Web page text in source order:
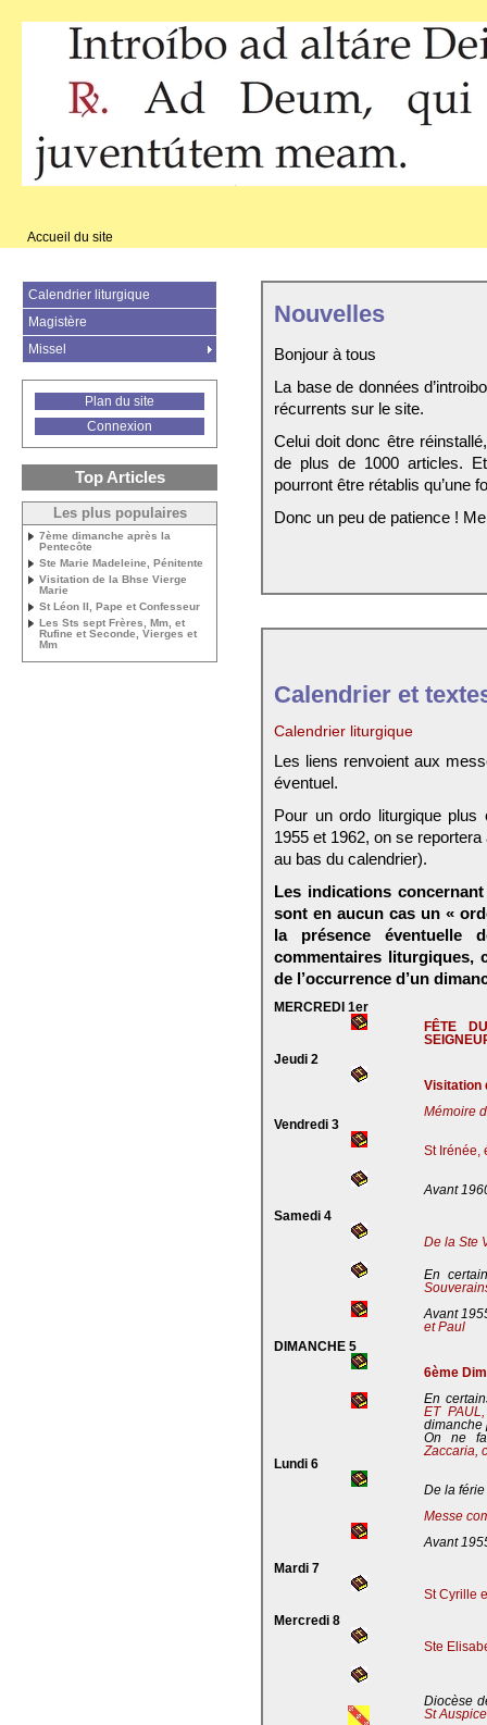
Accueil du site
Nouvelles
Bonjour à tous
La base de données
récurrents sur le site.
Celui doit donc être
de plus de 1000 articles.
pourront être rétablis qu’une
Donc un peu de patience !
Calendrier et
Calendrier liturgique
Les liens renvoient aux
éventuel.
Pour un ordo liturgique plus
1955 et 1962, on se
au bas du calendrier).
Les indications
sont en aucun cas un «
la présence éventuelle
commentaires liturgiques,
de l’occurrence d’un
MERCREDI 1er
FÊTE
Jeudi 2
Visitation
Mémoire
Vendredi 3
St Irénée,
Avant
Samedi 4
De la Ste
En
Avant
et Paul
DIMANCHE 5
6ème
En
ET
dimanche
On ne
Zaccaria,
Lundi 6
De la férie
Messe
Avant
Mardi 7
St Cyrille
Mercredi 8
Ste
Diocèse
St
Calendrier liturgique
Magistère
Missel
Plan du site
Connexion
Top Articles
Les plus populaires
7ème dimanche après la
Pentecôte
Ste Marie Madeleine, Pénitente
Visitation de la Bhse Vierge
Marie
St Léon II, Pape et Confesseur
Les Sts sept Frères, Mm, et
Rufine et Seconde, Vierges et
Mm